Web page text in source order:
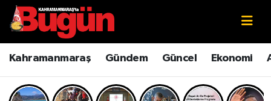
Kahramanmaraş Gündem Güncel Ekonomi
Kahramanmaraş
Kahramanmaraş Sokak Röportajları
Kahramanmaraş Nöbetçi Eczaneler
Kahramanmaraş Hava Durumu